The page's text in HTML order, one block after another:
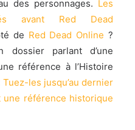
des personnages. Les
avant Red Dead
de Red Dead Online ?
dossier parlant d’une
référence à l’Histoire
Tuez-les jusqu’au dernier
une référence historique